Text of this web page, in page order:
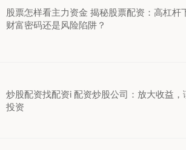
股票怎样看主力资金 揭秘股票配资：高杠杆
财富密码还是风险陷阱？
炒股配资找配资i 配资炒股公司：放大收益，
投资